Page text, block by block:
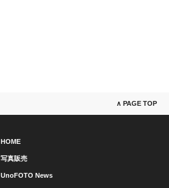
∧ PAGE TOP
HOME
写真販売
UnoFOTO News